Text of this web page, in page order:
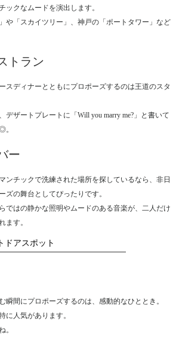
ックなムードを演出します。
や「スカイツリー」、神戸の「ポートタワー」など
トラン
スディナーとともにプロポーズするのは王道のスタ
デザートプレートに「Will you marry me?」と書いて
。
ー
ンチックで洗練された場所を探しているなら、非日
ズの舞台としてぴったりです。
ではの静かな照明やムードのある音楽が、二人だけ
ます。
ドアスポット
瞬間にプロポーズするのは、感動的なひととき。
に人気があります。
。